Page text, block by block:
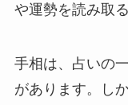
や運勢を読み取
手相は、占いの
があります。し